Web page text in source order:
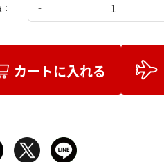
カートに入れる